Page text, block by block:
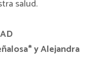
salud.
yAlejandra